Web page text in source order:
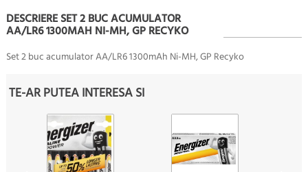
DESCRIERE SET 2 BUC ACUMULATOR
AA/LR6 1300MAH NI-MH, GP RECYKO
Set 2 buc acumulator AA/LR6 1300mAh Ni-MH, GP Recyko
TE-AR PUTEA INTERESA SI